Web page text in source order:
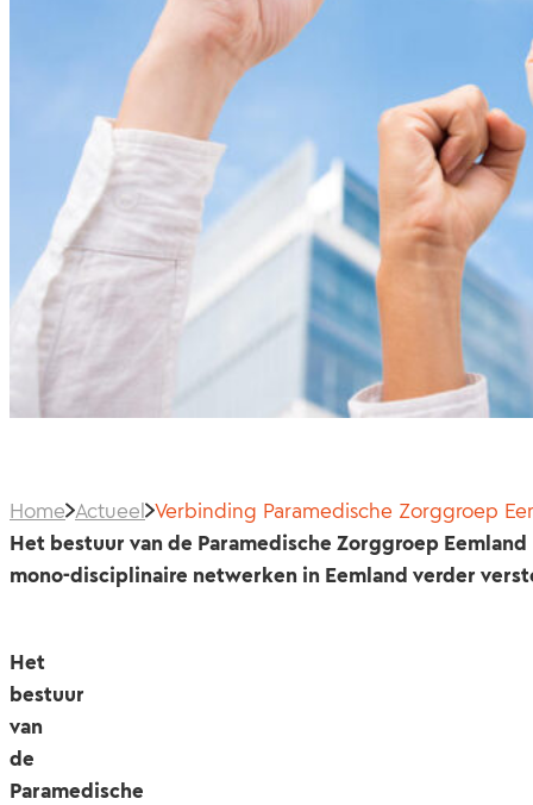
Home Actueel Verbinding Paramedische Zorggroep
Het bestuur van de Paramedische Zorggroep
mono-disciplinaire netwerken in Eemland verder
Het
bestuur
van
de
Paramedische